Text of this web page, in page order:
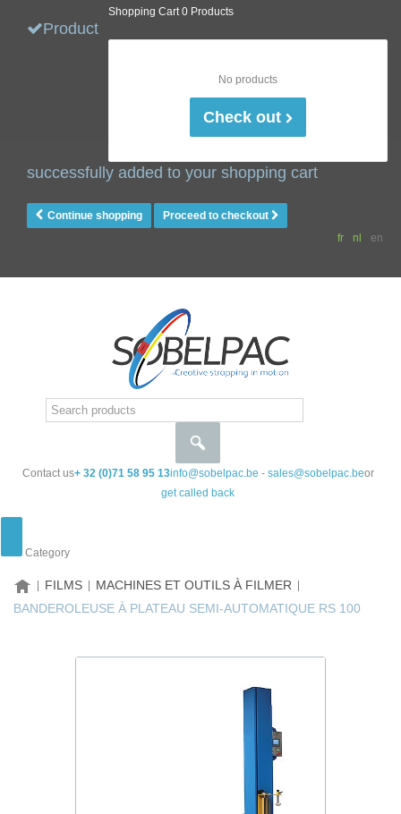
Shopping Cart 0 Products
No products
Check out
Product
successfully added to your shopping cart
Continue shopping
Proceed to checkout
fr
nl en
Contact us+ 32 (0)71 58 95 13info@sobelpac.be - sales@sobelpac.beor
get called back
Category
HOME
FILMS
MACHINES ET OUTILS À FILMER
BANDEROLEUSE À PLATEAU SEMI-AUTOMATIQUE RS 100